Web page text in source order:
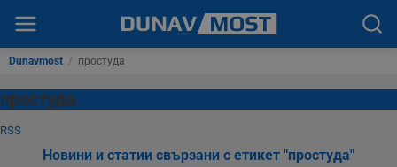
Dunavmost / простуда
простуда
RSS
Новини и статии свързани с етикет "простуда"